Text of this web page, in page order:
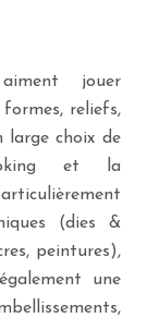
jouer
formes, reliefs,
large choix de
et la
(dies &
peintures),
une